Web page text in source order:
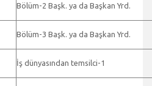
Bölüm-2 Başk. ya da Başkan Yrd.
Bölüm-3 Başk. ya da Başkan Yrd.
İş dünyasından temsilci-1